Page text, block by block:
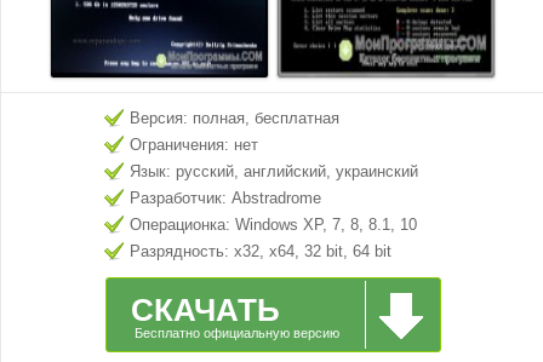
Версия: полная, бесплатная
Ограничения: нет
Язык: русский, английский, украинский
Разработчик: Abstradrome
Операционка: Windows XP, 7, 8, 8.1, 10
Разрядность: x32, x64, 32 bit, 64 bit
СКАЧАТЬ
Бесплатно официальную версию